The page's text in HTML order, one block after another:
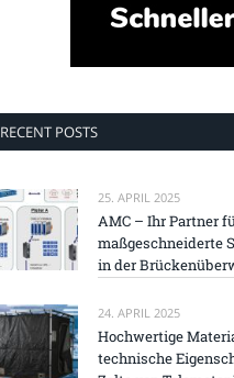
RECENT POSTS
25. APRIL 2025
AMC – Ihr Partner
maßgeschneiderte
in der
24. APRIL 2025
Hochwertige
technische